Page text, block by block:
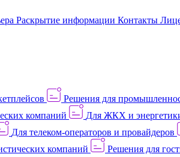
Раскрытие информации Контакты
Решения для
компаний Для ЖКХ и
Для телеком-операторов и провайдеров
компаний Решения для